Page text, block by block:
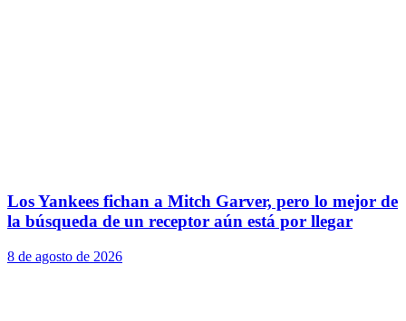
Los Yankees fichan a Mitch Garver, pero lo mejor de
la búsqueda de un receptor aún está por llegar
8 de agosto de 2026